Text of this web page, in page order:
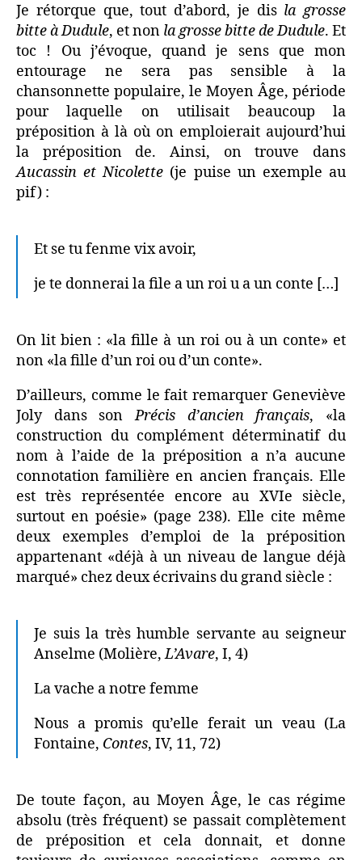
Je rétorque que, tout d’abord, je dis la grosse
bitte à Dudule, et non la grosse bitte de Dudule. Et
toc ! Ou j’évoque, quand je sens que mon
entourage ne sera pas sensible à la
chansonnette populaire, le Moyen Âge, période
pour laquelle on utilisait beaucoup la
préposition à là où on emploierait aujourd’hui
la préposition de. Ainsi, on trouve dans
Aucassin et Nicolette (je puise un exemple au
pif) :
Et se tu fenme vix avoir,
je te donnerai la file a un roi u a un conte […]
On lit bien : «la fille à un roi ou à un conte» et
non «la fille d’un roi ou d’un conte».
D’ailleurs, comme le fait remarquer Geneviève
Joly dans sonPrécis d’ancien français, «la
construction du complément déterminatif du
nom à l’aide de la préposition a n’a aucune
connotation familière en ancien français. Elle
est très représentée encore au XVIe siècle,
surtout en poésie» (page 238). Elle cite même
deux exemples d’emploi de la préposition
appartenant «déjà à un niveau de langue déjà
marqué» chez deux écrivains du grand siècle :
Je suis la très humble servante au seigneur
Anselme (Molière,L’Avare, I, 4)
La vache a notre femme
Nous a promis qu’elle ferait un veau (La
Fontaine, Contes, IV, 11, 72)
De toute façon, au Moyen Âge, le cas régime
absolu (très fréquent) se passait complètement
de préposition et cela donnait, et donne